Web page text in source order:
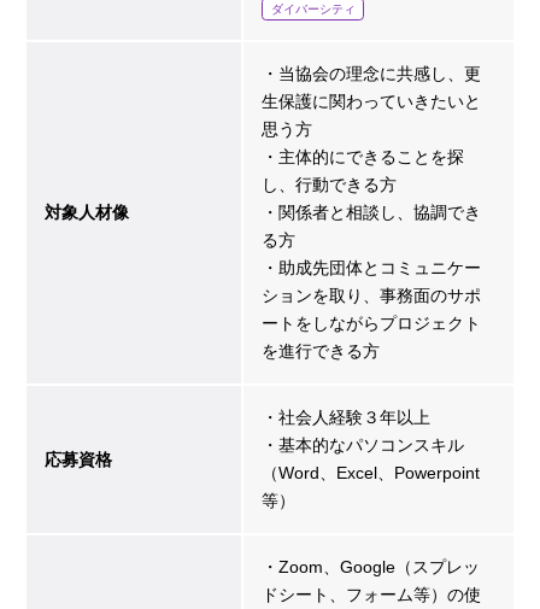
ダイバーシティ
対象人材像
・当協会の理念に共感し、更
生保護に関わっていきたいと
思う方
・主体的にできることを探
し、行動できる方
・関係者と相談し、協調でき
る方
・助成先団体とコミュニケー
ションを取り、事務面のサポ
ートをしながらプロジェクト
を進行できる方
応募資格
・社会人経験３年以上
・基本的なパソコンスキル
（Word、Excel、Powerpoint
等）
・Zoom、Google（スプレッ
ドシート、フォーム等）の使